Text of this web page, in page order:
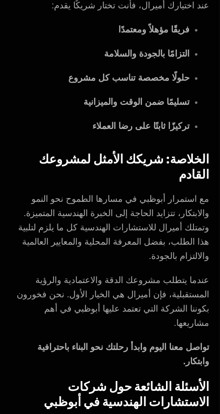
عند اختيارك أميرال، فأنت تختار شريكًا يقدم:
فريقًا مؤهلاً ومعتمدًا
التزامًا بالجودة والسلامة
حلولًا مخصصة تناسب كل مشروع
تسليمًا ضمن الوقت والميزانية
تركيزًا ثابتًا على رضا العملاء
الخلاصة: شريكك الأمثل لمشروعك
القادم
مع استمرار أبوظبي في مسارها الطموح نحو النمو
والابتكار، تتزايد الحاجة إلى الخبرة الهندسية المتميزة.
وتمتلك أميرال للاستشارات الهندسية كل ما يلزم لتلبية
هذا الطلب، بفضل المعرفة المحلية والمعايير العالمية
والالتزام بالجودة.
عندما يتطلب مشروعك الدقة والاعتمادية والرؤية
المستقبلية، فإن أميرال هي الخيار الأول. نحن فخورون
بكوننا الشركة التي تعتمد عليها أبوظبي في أهم
مشاريعها.
تواصل معنا اليوم وابدأ رحلتك نحو البناء باحترافية
وابتكار.
الأسئلة الشائعة حول شركات
الاستشارات الهندسية في أبوظبي